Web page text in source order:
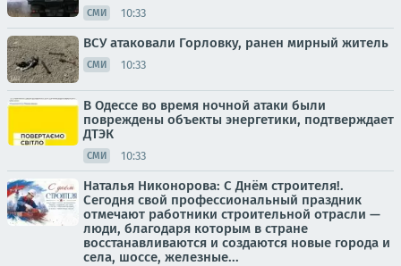
СМИ 10:33
ВСУ атаковали Горловку, ранен мирный житель
СМИ 10:33
В Одессе во время ночной атаки были
повреждены объекты энергетики, подтверждает
ДТЭК
СМИ 10:33
Наталья Никонорова: С Днём строителя!.
Сегодня свой профессиональный праздник
отмечают работники строительной отрасли —
люди, благодаря которым в стране
восстанавливаются и создаются новые города и
села, шоссе, железные...